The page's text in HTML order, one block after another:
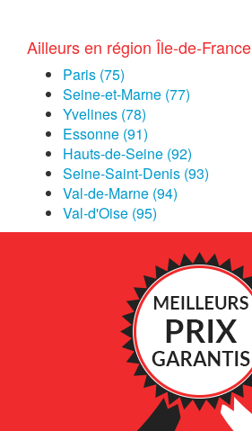
Ailleurs en région Île-de-France
Paris (75)
Seine-et-Marne (77)
Yvelines (78)
Essonne (91)
Hauts-de-Seine (92)
Seine-Saint-Denis (93)
Val-de-Marne (94)
Val-d'Oise (95)